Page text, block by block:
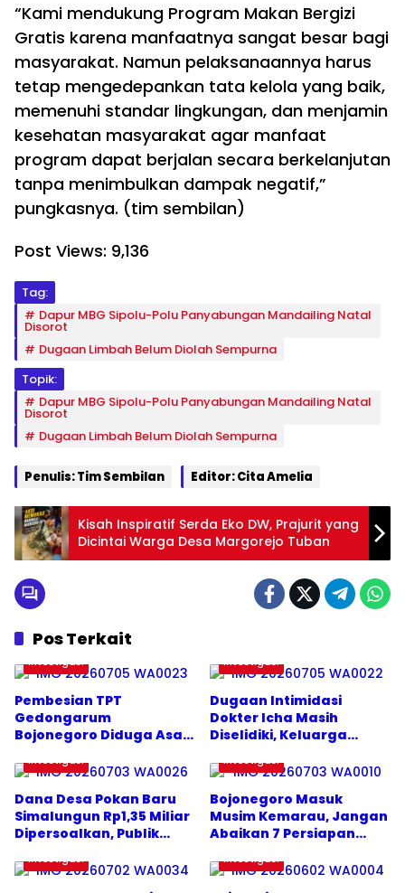
“Kami mendukung Program Makan Bergizi
Gratis karena manfaatnya sangat besar bagi
masyarakat. Namun pelaksanaannya harus
tetap mengedepankan tata kelola yang baik,
memenuhi standar lingkungan, dan menjamin
kesehatan masyarakat agar manfaat
program dapat berjalan secara berkelanjutan
tanpa menimbulkan dampak negatif,”
pungkasnya. (tim sembilan)
Post Views: 9,136
Tag:
Dapur MBG Sipolu-Polu Panyabungan Mandailing Natal
Disorot
Dugaan Limbah Belum Diolah Sempurna
Topik:
Dapur MBG Sipolu-Polu Panyabungan Mandailing Natal
Disorot
Dugaan Limbah Belum Diolah Sempurna
Penulis: Tim Sembilan Editor: Cita Amelia
Kisah Inspiratif Serda Eko DW, Prajurit yang
Dicintai Warga Desa Margorejo Tuban
Pos Terkait
Investigasi
Pembesian TPT
Gedongarum
Bojonegoro Diduga Asal
Diminta Bertindak Tegas
Investigasi
Dugaan Intimidasi
Dokter Icha Masih
Diselidiki, Keluarga
Kapolda NTT
Investigasi
Dana Desa Pokan Baru
Simalungun Rp1,35 Miliar
Dipersoalkan, Publik
Transparansi Kades
Investigasi
Bojonegoro Masuk
Musim Kemarau, Jangan
Abaikan 7 Persiapan
Investigasi Investigasi